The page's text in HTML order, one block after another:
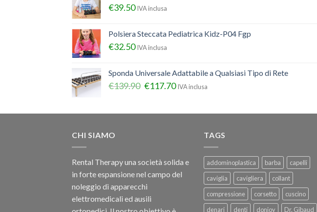
€39.50 IVA inclusa
Polsiera Steccata Pediatrica Kidz-P04 Fgp
€32.50 IVA inclusa
Sponda Universale Adattabile a Qualsiasi Tipo di Rete
€139.90 €117.70 IVA inclusa
CHI SIAMO
Rental Therapy una società solida e
in forte espansione nel campo del
noleggio di apparecchi
elettromedicali ed ausili
TAGS
addominoplastica barba
capelli
caviglia
cavigliera
collant
compressione
corsetto
cuscino
denari
denti donjoy Dr. Gibaud